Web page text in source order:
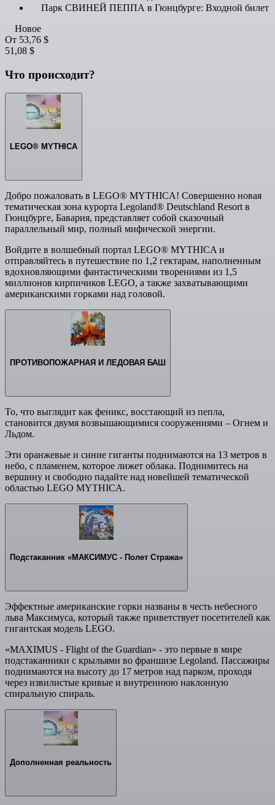
Парк СВИНЕЙ ПЕППА в Гюнцбурге: Входной билет
Новое
От 53,76 $
51,08 $
Что происходит?
LEGO® MYTHICA
Добро пожаловать в LEGO® MYTHICA! Совершенно новая
тематическая зона курорта Legoland® Deutschland Resort в
Гюнцбурге, Бавария, представляет собой сказочный
параллельный мир, полный мифической энергии.
Войдите в волшебный портал LEGO® MYTHICA и
отправляйтесь в путешествие по 1,2 гектарам, наполненным
вдохновляющими фантастическими творениями из 1,5
миллионов кирпичиков LEGO, а также захватывающими
американскими горками над головой.
ПРОТИВОПОЖАРНАЯ И ЛЕДОВАЯ БАШ
То, что выглядит как феникс, восстающий из пепла,
становится двумя возвышающимися сооружениями – Огнем и
Льдом.
Эти оранжевые и синие гиганты поднимаются на 13 метров в
небо, с пламенем, которое лижет облака. Поднимитесь на
вершину и свободно падайте над новейшей тематической
областью LEGO MYTHICA.
Подстаканник «МАКСИМУС - Полет Стража»
Эффектные американские горки названы в честь небесного
льва Максимуса, который также приветствует посетителей как
гигантская модель LEGO.
«MAXIMUS - Flight of the Guardian» - это первые в мире
подстаканники с крыльями во франшизе Legoland. Пассажиры
поднимаются на высоту до 17 метров над парком, проходя
через извилистые кривые и внутреннюю наклонную
спиральную спираль.
Дополненная реальность